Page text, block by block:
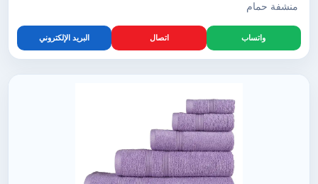
منشفة حمام
واتساب اتصال البريد الإلكتروني